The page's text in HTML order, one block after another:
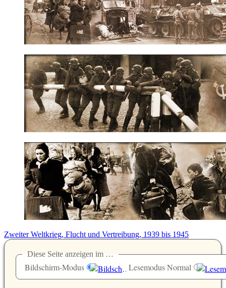
Zweiter Weltkrieg, Flucht und Vertreibung, 1939 bis 1945
Diese Seite anzeigen im …
Bildschirm-Modus Lesemodus Normal